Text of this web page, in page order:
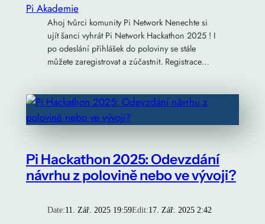
Pi Akademie
Ahoj tvůrci komunity Pi Network Nenechte si
ujít šanci vyhrát Pi Network Hackathon 2025 ! I
po odeslání přihlášek do poloviny se stále
můžete zaregistrovat a zúčastnit. Registrace…
Pi Hackathon 2025: Odevzdání
návrhu z polovině nebo ve vývoji?
Date:11. Zář. 2025 19:59Edit:17. Zář. 2025 2:42